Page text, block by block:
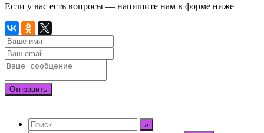
Если у вас есть вопросы — напишите нам в форме ниже